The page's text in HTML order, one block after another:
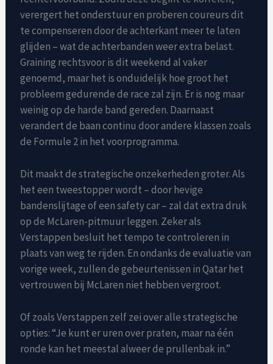
verergert het onderstuur en proberen coureurs dit
te compenseren door de achterkant meer te laten
glijden – wat de achterbanden weer extra belast.
Graining rechtsvoor is dit weekend al vaker
genoemd, maar het is onduidelijk hoe groot het
probleem gedurende de race zal zijn. Er is nog maar
weinig op de harde band gereden. Daarnaast
verandert de baan continu door andere klassen zoals
de Formule 2 in het voorprogramma.
Dit maakt de strategische onzekerheden groter. Als
het een tweestopper wordt – door hevige
bandenslijtage of een safety car – zal dat extra druk
op de McLaren-pitmuur leggen. Zeker als
Verstappen besluit het tempo te controleren in
plaats van weg te rijden. En ondanks de evaluatie van
vorige week, zullen de gebeurtenissen in Qatar het
vertrouwen bij McLaren niet hebben vergroot.
Of zoals Verstappen zelf zei over alle strategische
opties: “Je kunt er uren over praten, maar na één
ronde kan het meestal alweer de prullenbak in.”